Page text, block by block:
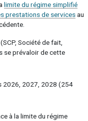
limite du régime simplifié
prestations de servicesau
Société de fait,
se prévaloir de cette
2026, 2027, 2028 (254
à la limite du régime